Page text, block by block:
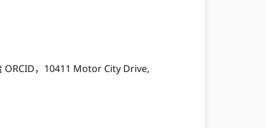
ORCID，10411 Motor City Drive,